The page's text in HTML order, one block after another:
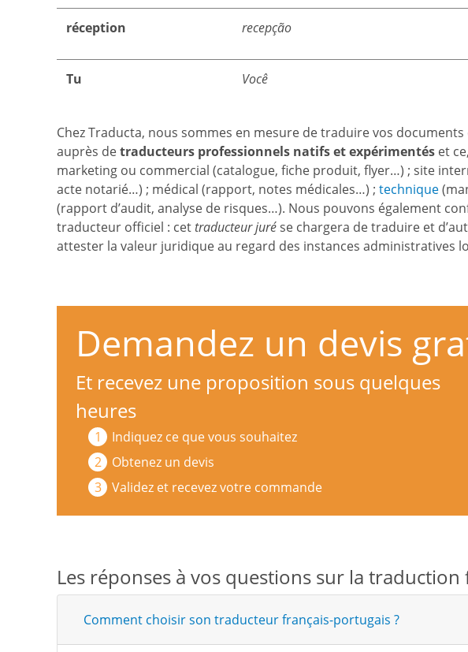
réception recepção
Tu Você
Chez Traducta, nous sommes en mesure de traduire vos
auprès detraducteurs professionnels natifs et expérimentés et
marketing ou commercial (catalogue, fiche produit, flyer…) ; site
acte notarié…) ; médical (rapport, notes médicales…) ; technique
(rapport d’audit, analyse de risques…). Nous pouvons également
traducteur officiel : cettraducteur jurése chargera de traduire et
attester la valeur juridique au regard des instances administratives
Demandez un devis
Et recevez une proposition sous quelques
heures
Indiquez ce que vous souhaitez
Obtenez un devis
Validez et recevez votre commande
Les réponses à vos questions sur la
Comment choisir son traducteur français-portugais ?